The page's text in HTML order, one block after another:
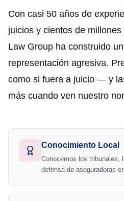
Con casi 50 años de
juicios y cientos de
Law Group ha construido
representación agresiva.
como si fuera a juicio — y
más cuando ven nuestro
Conocimiento Local
Conocemos los tribunales,
defensa de aseguradoras